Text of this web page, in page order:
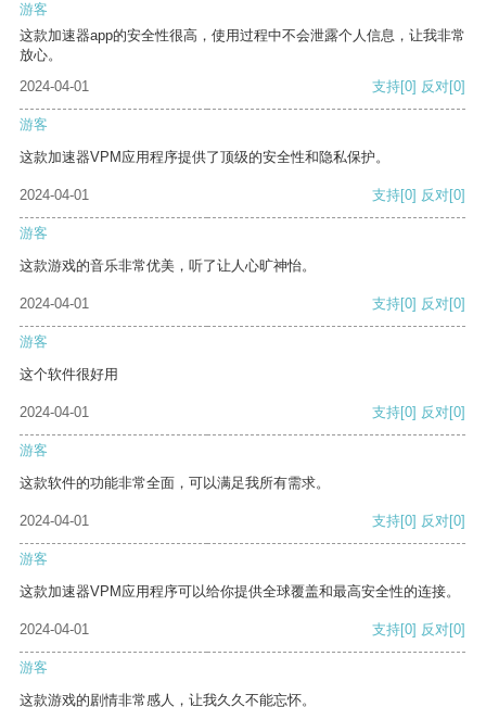
游客
这款加速器app的安全性很高，使用过程中不会泄露个人信息，让我非常
放心。
2024-04-01
支持[0] 反对[0]
游客
这款加速器VPM应用程序提供了顶级的安全性和隐私保护。
2024-04-01 支持[0] 反对[0]
游客
这款游戏的音乐非常优美，听了让人心旷神怡。
2024-04-01 支持[0] 反对[0]
游客
这个软件很好用
2024-04-01 支持[0] 反对[0]
游客
这款软件的功能非常全面，可以满足我所有需求。
2024-04-01 支持[0] 反对[0]
游客
这款加速器VPM应用程序可以给你提供全球覆盖和最高安全性的连接。
2024-04-01 支持[0] 反对[0]
游客
这款游戏的剧情非常感人，让我久久不能忘怀。